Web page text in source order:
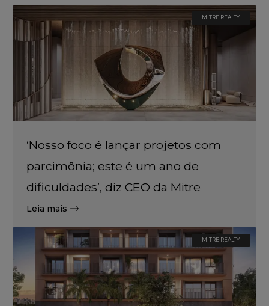
MITRE REALTY
‘Nosso foco é lançar projetos com
parcimônia; este é um ano de
dificuldades’, diz CEO da Mitre
Leia mais
MITRE REALTY